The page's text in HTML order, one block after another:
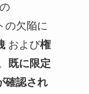
の欠陥に
および権
既に限定
確認され